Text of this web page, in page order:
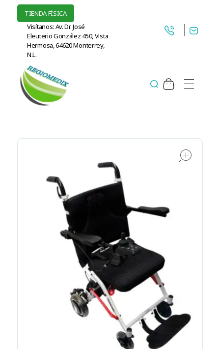
TIENDA FÍSICA
Visítanos: Av. Dr. José
Eleuterio González 450, Vista
Hermosa, 64620 Monterrey,
N.L.